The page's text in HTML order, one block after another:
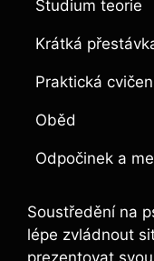
Studium teorie
Krátká
Praktická
Oběd
Odpočinek a
Soustředění na
lépe zvládnout